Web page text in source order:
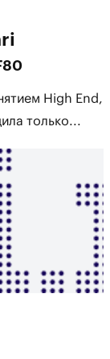
High End,
только...